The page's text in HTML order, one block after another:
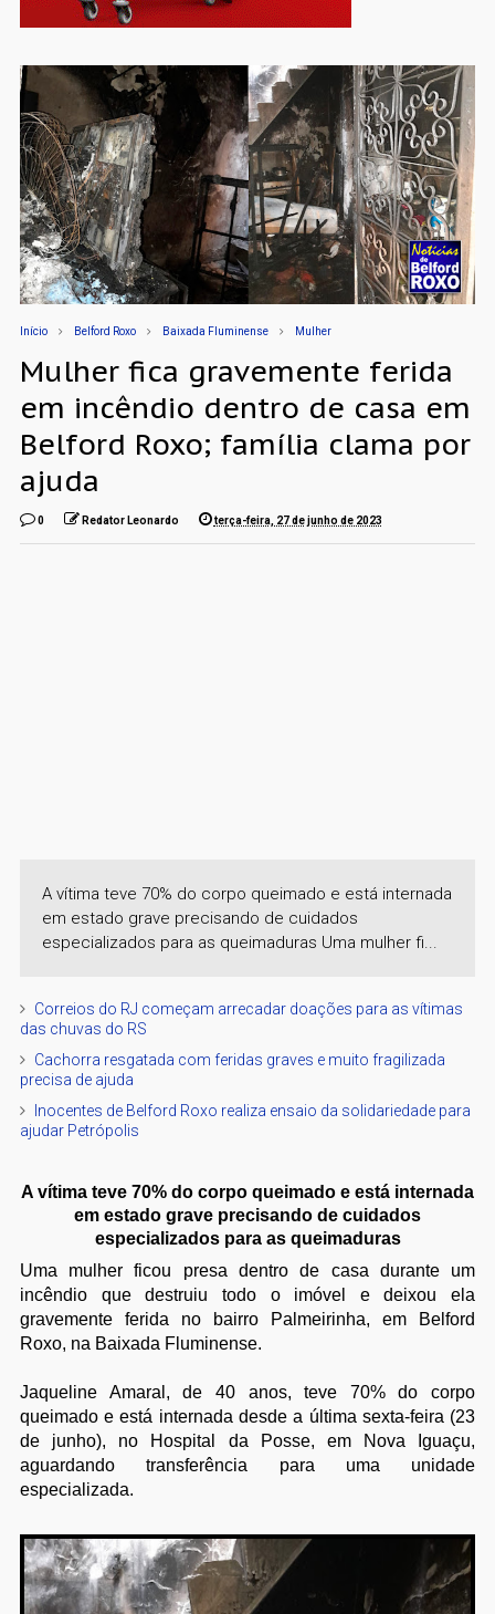
Início Belford Roxo Baixada Fluminense Mulher
Mulher fica gravemente ferida
em incêndio dentro de casa em
Belford Roxo; família clama por
ajuda
0 Redator Leonardo terça-feira, 27 de junho de 2023
A vítima teve 70% do corpo queimado e está internada
em estado grave precisando de cuidados
especializados para as queimaduras Uma mulher fi...
Correios do RJ começam arrecadar doações para as vítimas
das chuvas do RS
Cachorra resgatada com feridas graves e muito fragilizada
precisa de ajuda
Inocentes de Belford Roxo realiza ensaio da solidariedade para
ajudar Petrópolis
A vítima teve 70% do corpo queimado e está internada
em estado grave precisando de cuidados
especializados para as queimaduras
Uma mulher ficou presa dentro de casa durante um
incêndio que destruiu todo o imóvel e deixou ela
gravemente ferida no bairro Palmeirinha, em Belford
Roxo, na Baixada Fluminense.
Jaqueline Amaral, de 40 anos, teve 70% do corpo
queimado e está internada desde a última sexta-feira (23
de junho), no Hospital da Posse, em Nova Iguaçu,
aguardando transferência para uma unidade
especializada.